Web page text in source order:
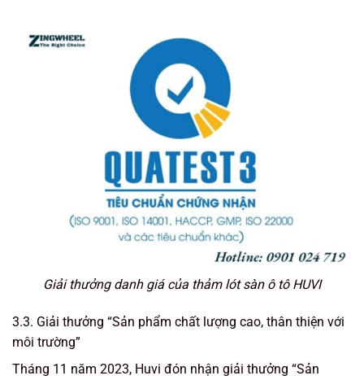
Giải thưởng danh giá của thảm lót sàn ô tô HUVI
3.3. Giải thưởng “Sản phẩm chất lượng cao, thân thiện với
môi trường”
Tháng 11 năm 2023, Huvi đón nhận giải thưởng “Sản